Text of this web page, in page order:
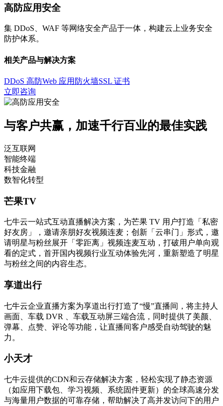
高防应用安全
集 DDoS、WAF 等网络安全产品于一体，构建云上业务安全
防护体系。
相关产品与解决方案
DDoS 高防Web 应用防火墙SSL 证书
立即咨询
与客户共赢，加速千行百业的最佳实践
泛互联网
智能终端
科技金融
数智化转型
芒果TV
七牛云一站式互动直播解决方案，为芒果 TV 用户打造「私密
好友房」，邀请亲朋好友视频连麦；创新「云串门」形式，邀
请明星与粉丝展开「零距离」视频连麦互动，打破用户单向观
看的定式，首开国内视频行业互动体验先河，重新塑造了明星
与粉丝之间的内容生态。
享道出行
七牛云企业直播方案为享道出行打造了“慢”直播间，将主持人
画面、车载 DVR 、车载互动屏三端合流，同时提供了美颜、
弹幕、点赞、评论等功能，让直播间客户感受自动驾驶的魅
力。
小天才
七牛云提供的CDN和云存储解决方案，轻松实现了静态资源
（如应用下载包、学习视频、系统固件更新）的全球高速分发
与海量用户数据的可靠存储，帮助解决了高并发访问下的用户